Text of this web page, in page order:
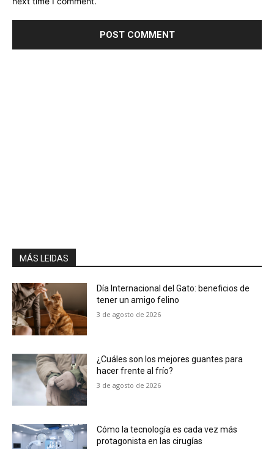
MÁS LEIDAS
Día Internacional del Gato: beneficios de
tener un amigo felino
3 de agosto de 2026
¿Cuáles son los mejores guantes para
hacer frente al frío?
3 de agosto de 2026
Cómo la tecnología es cada vez más
protagonista en las cirugías